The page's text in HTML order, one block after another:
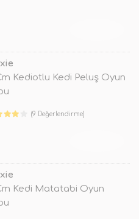
Kediotlu Kedi Peluş Oyun
(9 Değerlendirme)
Kedi Matatabi Oyun